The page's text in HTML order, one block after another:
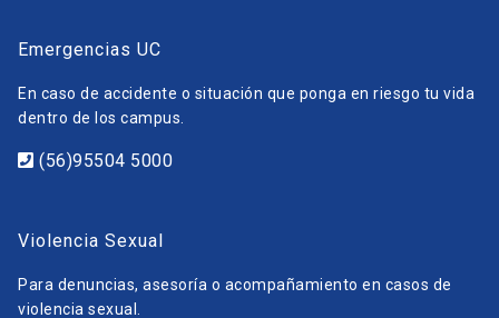
Emergencias UC
En caso de accidente o situación que ponga en riesgo tu vida
dentro de los campus.
(56)95504 5000
Violencia Sexual
Para denuncias, asesoría o acompañamiento en casos de
violencia sexual.